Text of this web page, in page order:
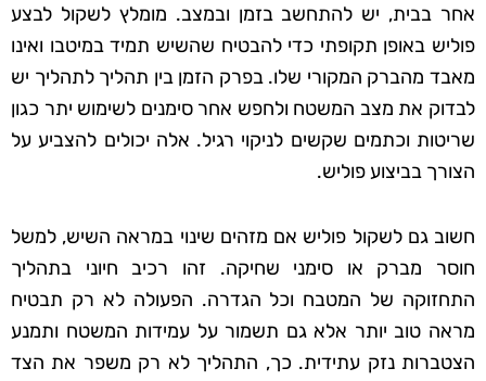
אחר בבית, יש להתחשב בזמן ובמצב. מומלץ לשקול לבצע
פוליש באופן תקופתי כדי להבטיח שהשיש תמיד במיטבו ואינו
מאבד מהברק המקורי שלו. בפרק הזמן בין תהליך לתהליך יש
לבדוק את מצב המשטח ולחפש אחר סימנים לשימוש יתר כגון
שריטות וכתמים שקשים לניקוי רגיל. אלה יכולים להצביע על
הצורך בביצוע פוליש.
חשוב גם לשקול פוליש אם מזהים שינוי במראה השיש, למשל
חוסר מברק או סימני שחיקה. זהו רכיב חיוני בתהליך
התחזוקה של המטבח וכל הגדרה. הפעולה לא רק תבטיח
מראה טוב יותר אלא גם תשמור על עמידות המשטח ותמנע
הצטברות נזק עתידית. כך, התהליך לא רק משפר את הצד